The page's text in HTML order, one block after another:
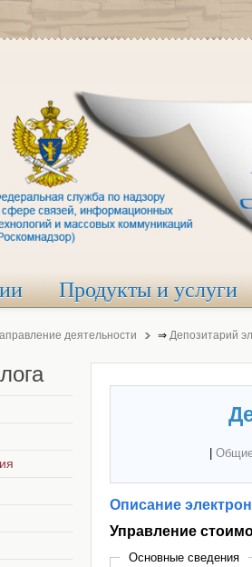
Продукты и услуги
деятельности ⇒ Депозитарий
Описание
Управление
Основные сведения